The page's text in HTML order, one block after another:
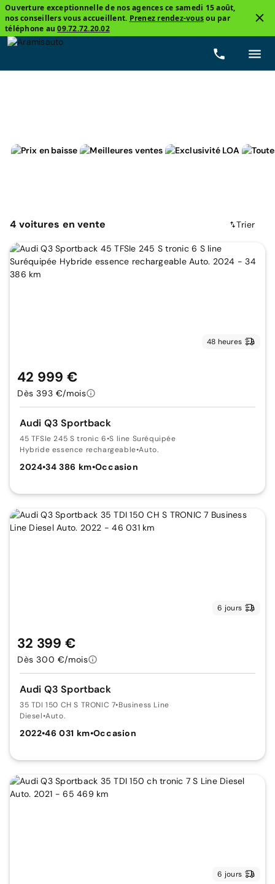
Ouverture exceptionnelle de nos agences ce samedi 15 août,
nos conseillers vous accueillent. Prenez rendez-vousou par
téléphone au09.72.72.20.02
Prix
4 voitures en vente Trier
48 heures
Audi Q3 Sportback
45 TFSIe 245 S tronic 6•S line Suréquipée
Hybride essence rechargeable•Auto.
2024•34 386 km•Occasion
42 999 €
Dès 393 €/mois
6 jours
Audi Q3 Sportback
35 TDI 150 CH S TRONIC 7•Business Line
Diesel•Auto.
2022•46 031 km•Occasion
32 399 €
Dès 300 €/mois
6 jours